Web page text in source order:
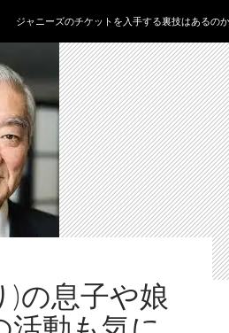
ジャニーズのチケットを入手する裏技はあるの
)の息子や娘